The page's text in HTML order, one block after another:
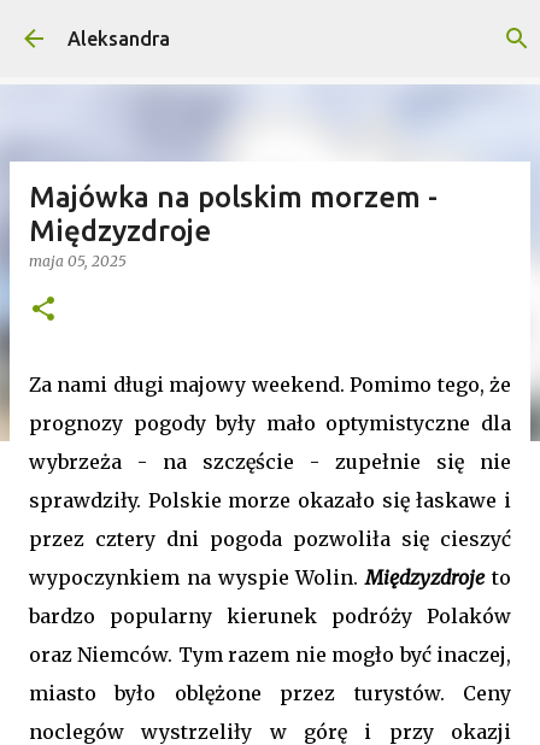
Przejdź do głównej zawartości
Aleksandra
Majówka na polskim morzem -
Międzyzdroje
maja 05, 2025
Za nami długi majowy weekend. Pomimo tego, że
prognozy pogody były mało optymistyczne dla
wybrzeża - na szczęście - zupełnie się nie
sprawdziły. Polskie morze okazało się łaskawe i
przez cztery dni pogoda pozwoliła się cieszyć
wypoczynkiem na wyspie Wolin.Międzyzdrojeto
bardzo popularny kierunek podróży Polaków
oraz Niemców. Tym razem nie mogło być inaczej,
miasto było oblężone przez turystów. Ceny
noclegów wystrzeliły w górę i przy okazji